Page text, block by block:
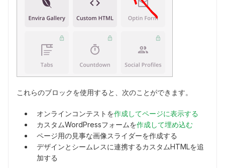
これらのブロックを使用すると、次のことができます。
オンラインコンテストを作成してページに表示する
カスタムWordPressフォームを作成して埋め込む
ページ用の見事な画像スライダーを作成する
デザインとシームレスに連携するカスタムHTMLを追
加する